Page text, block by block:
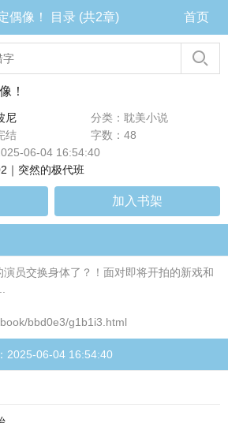
偶像！ 目录 (共2章) 首页
！
尼
分类：耽美小说
结
字数：48
06-04 16:54:40
｜突然的极代班
加入书架
员交换身体了？！面对即将开拍的新戏和
bbd0e3/g1b1i3.html
2025-06-04 16:54:40